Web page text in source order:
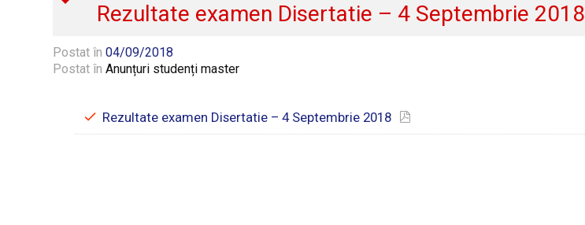
Rezultate examen Disertatie – 4 Septembrie 2018
Postat în04/09/2018
Postat înAnunțuri studenți master
Rezultate examen Disertatie – 4 Septembrie 2018